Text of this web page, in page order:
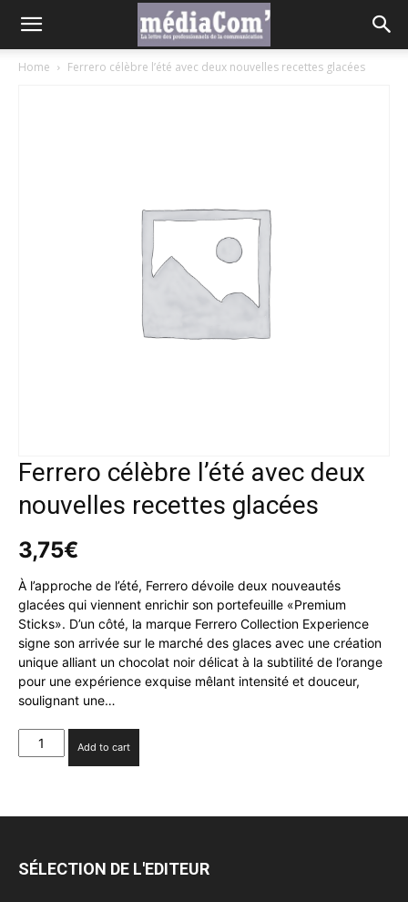
Home Ferrero célèbre l’été avec deux nouvelles recettes glacées
Ferrero célèbre l’été avec deux
nouvelles recettes glacées
3,75€
À l’approche de l’été, Ferrero dévoile deux nouveautés
glacées qui viennent enrichir son portefeuille «Premium
Sticks». D’un côté, la marque Ferrero Collection Experience
signe son arrivée sur le marché des glaces avec une création
unique alliant un chocolat noir délicat à la subtilité de l’orange
pour une expérience exquise mêlant intensité et douceur,
soulignant une…
Ferrero
célèbre
deux
glacées
Add to cart
SÉLECTION DE L'EDITEUR